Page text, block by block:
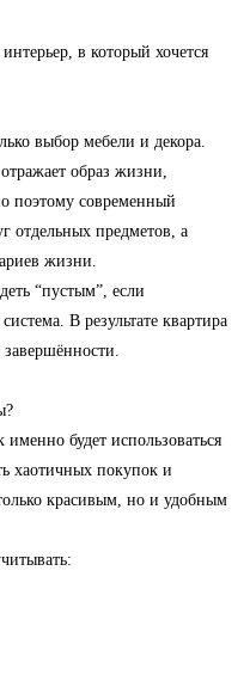
в который хочется
выбор мебели и декора.
образ жизни,
поэтому современный
отдельных предметов, а
жизни.
“пустым”, если
В результате квартира
будет использоваться
хаотичных покупок и
красивым, но и удобным